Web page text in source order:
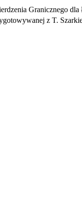
Granicznego
z T.